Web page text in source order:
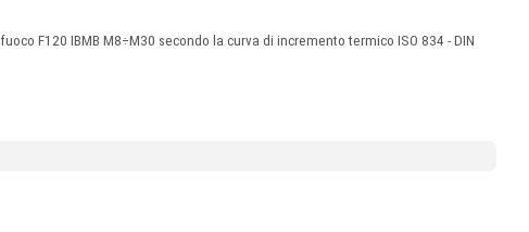
F120 IBMB M8÷M30 secondo la curva di incremento termico ISO 834 - DIN